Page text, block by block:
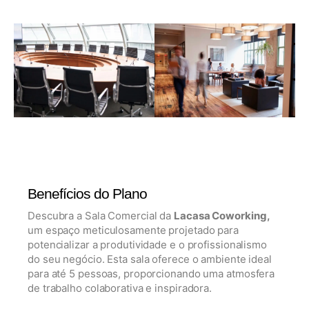
Benefícios do Plano
Descubra a Sala Comercial da Lacasa Coworking,
um espaço meticulosamente projetado para
potencializar a produtividade e o profissionalismo
do seu negócio. Esta sala oferece o ambiente ideal
para até 5 pessoas, proporcionando uma atmosfera
de trabalho colaborativa e inspiradora.